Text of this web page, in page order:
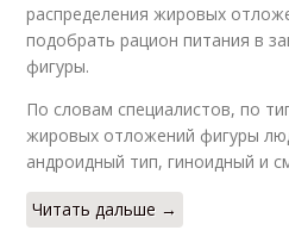
распределения жировых
подобрать рацион питания в
фигуры.
По словам специалистов, по
жировых отложений фигуры
андроидный тип, гиноидный и
Читать дальше →